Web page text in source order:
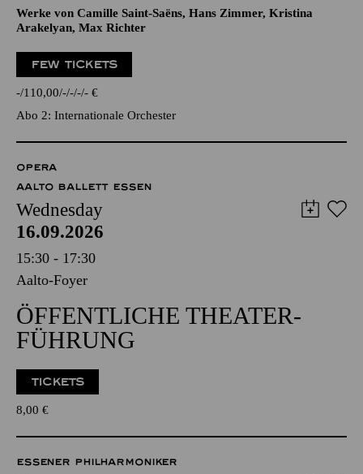
Werke von Camille Saint-Saëns, Hans Zimmer, Kristina
Arakelyan, Max Richter
FEW TICKETS
- 110,00 - - - - €
Abo 2: Internationale Orchester
OPERA
AALTO BALLETT ESSEN
Wednesday
16.09.2026
15:30 - 17:30
Aalto-Foyer
ÖFFENTLICHE THEATER­
FÜHRUNG
TICKETS
8,00 €
ESSENER PHILHARMONIKER